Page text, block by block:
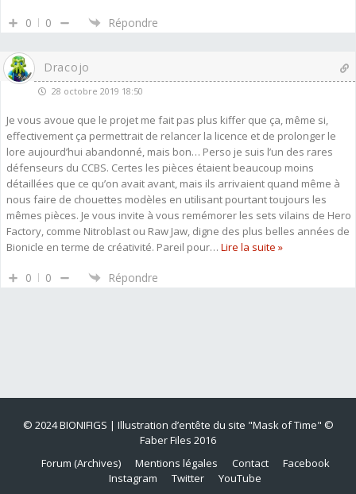
0 0 Répondre
Dracojo
28 octobre 2019 18:50
Je vous avoue que le projet me fait pas plus kiffer que ça, même si,
effectivement ça permettrait de relancer la licence et de prolonger le
lore aujourd’hui abandonné, mais bon… Perso je suis l’un des rares
défenseurs du CCBS. Certes les pièces étaient beaucoup moins
détaillées que ce qu’on avait avant, mais ils arrivaient quand même à
nous faire de chouettes modèles en utilisant pourtant toujours les
mêmes pièces. Je vous invite à vous remémorer les sets vilains de Hero
Factory, comme Nitroblast ou Raw Jaw, digne des plus belles années de
Bionicle en terme de créativité. Pareil pour… Lire la suite »
0 0 Répondre
© 2024 BIONIFIGS | Illustration d’entête du site "Mask of Time" ©
Faber Files 2016
Forum (Archives)
Mentions légales Contact
Facebook
Instagram
Twitter YouTube